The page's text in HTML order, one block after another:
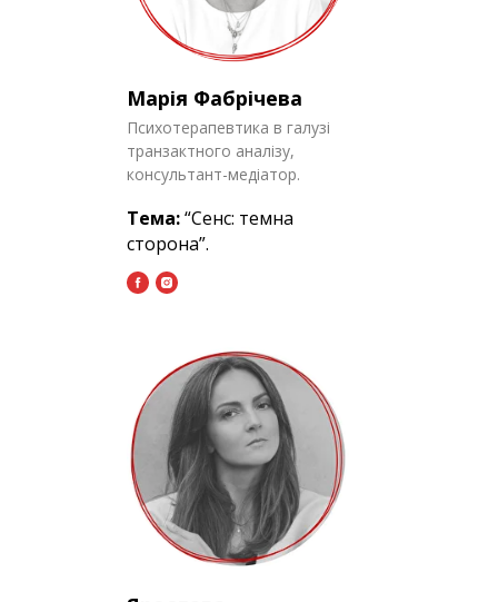
Марія Фабрічева
Психотерапевтика в галузі
транзактного аналізу,
консультант-медіатор.
Тема:“Сенс: темна
сторона”.